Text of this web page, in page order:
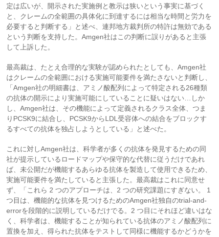
定は広いが、開示された実施例と教示は狭いという事実に基づく
と、クレームの全範囲の具体化に到達するには相当な時間と労力を
必要すると判断する」と述べ、連邦地方裁判所の特許は無効である
という判断を支持した。Amgen社はこの判断に誤りがあると主張
して上訴した。
最高裁は、たとえ合理的な実験が認められたとしても、Amgen社
はクレームの全範囲における実施可能要件を満たさないと判断し、
「Amgen社の明細書は、アミノ酸配列によって特定される26種類
の抗体の開示により実施可能にしていることに疑いはない…しか
し、Amgen社は、その機能によって定義されるクラス全体、つま
りPCSK9に結合し、PCSK9からLDL受容体への結合をブロックす
るすべての抗体を独占しようとしている」と述べた。
これに対しAmgen社は、科学者が多くの抗体を発見するための同
社が提示しているロードマップや保守的な代替に従うだけであれ
ば、未公開だが機能するあらゆる抗体を製造して使用できるため、
実施可能要件を満たしていると主張した。最高裁はこれに同意せ
ず、「これら 2 つのアプローチは、2 つの研究課題にすぎない。 1
つ目は、機能的な抗体を見つけるためのAmgen社独自のtrial-and-
errorを段階的に説明しているだけでる。2 つ目にそれほど違いはな
く、科学者は、機能することが知られている抗体のアミノ酸配列に
置換を加え、得られた抗体をテストして同様に機能するかどうかを